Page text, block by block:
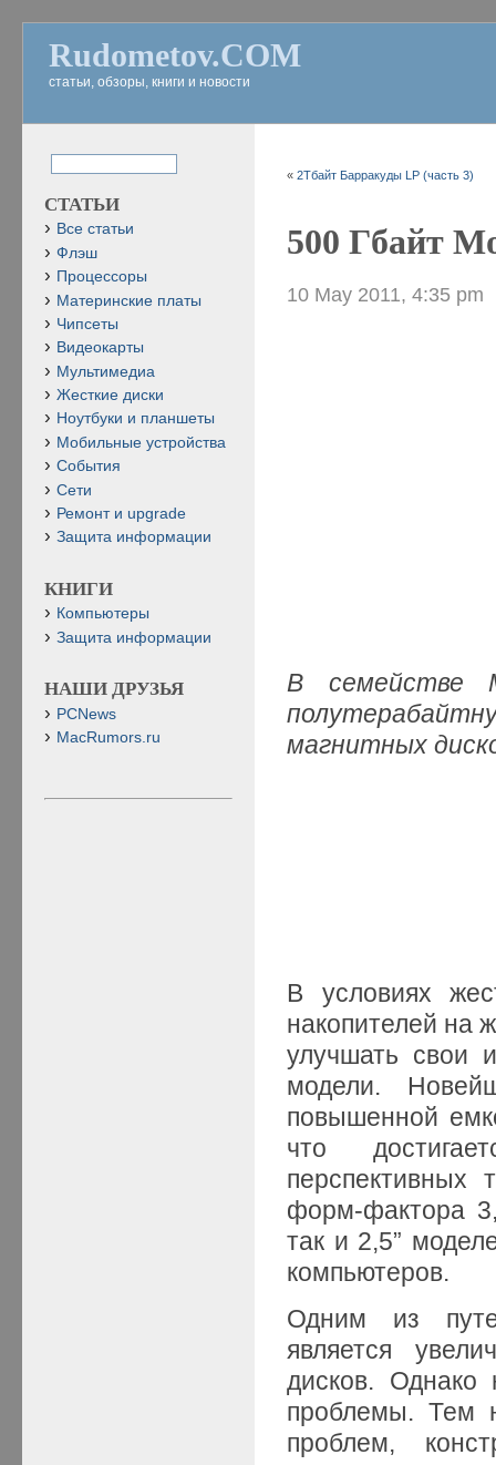
Rudometov.COM
статьи, обзоры, книги и новости
«2Тбайт Барракуды LP (часть 3)
500 Гбайт
10 May 2011, 4:35 pm
В семействе
магнитных
В условиях
накопителей на
улучшать свои
модели.
повышенной
что
перспективных
форм-фактора
так и 2,5”
компьютеров.
Одним из
является
дисков. Однако
проблемы. Тем
проблем,
СТАТЬИ
Все статьи
Флэш
Процессоры
Материнские платы
Чипсеты
Видеокарты
Мультимедиа
Жесткие диски
Ноутбуки и планшеты
Мобильные устройства
События
Сети
Ремонт и upgrade
Защита информации
КНИГИ
Компьютеры
Защита информации
НАШИ ДРУЗЬЯ
PCNews
MacRumors.ru